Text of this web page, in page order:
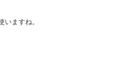
いますね。